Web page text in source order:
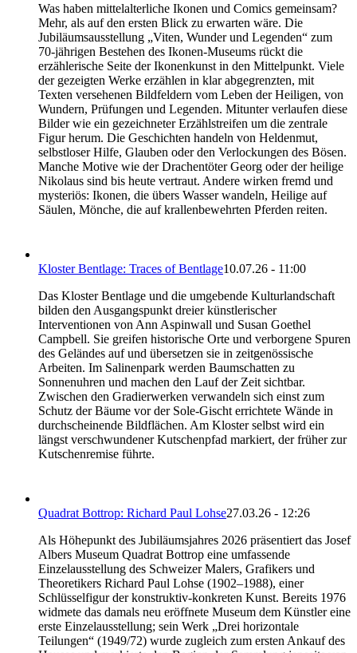
Was haben mittelalterliche Ikonen und Comics gemeinsam?
Mehr, als auf den ersten Blick zu erwarten wäre. Die
Jubiläumsausstellung „Viten, Wunder und Legenden“ zum
70-jährigen Bestehen des Ikonen-Museums rückt die
erzählerische Seite der Ikonenkunst in den Mittelpunkt. Viele
der gezeigten Werke erzählen in klar abgegrenzten, mit
Texten versehenen Bildfeldern vom Leben der Heiligen, von
Wundern, Prüfungen und Legenden. Mitunter verlaufen diese
Bilder wie ein gezeichneter Erzählstreifen um die zentrale
Figur herum. Die Geschichten handeln von Heldenmut,
selbstloser Hilfe, Glauben oder den Verlockungen des Bösen.
Manche Motive wie der Drachentöter Georg oder der heilige
Nikolaus sind bis heute vertraut. Andere wirken fremd und
mysteriös: Ikonen, die übers Wasser wandeln, Heilige auf
Säulen, Mönche, die auf krallenbewehrten Pferden reiten.
Kloster Bentlage: Traces of Bentlage10.07.26 - 11:00
Das Kloster Bentlage und die umgebende Kulturlandschaft
bilden den Ausgangspunkt dreier künstlerischer
Interventionen von Ann Aspinwall und Susan Goethel
Campbell. Sie greifen historische Orte und verborgene Spuren
des Geländes auf und übersetzen sie in zeitgenössische
Arbeiten. Im Salinenpark werden Baumschatten zu
Sonnenuhren und machen den Lauf der Zeit sichtbar.
Zwischen den Gradierwerken verwandeln sich einst zum
Schutz der Bäume vor der Sole-Gischt errichtete Wände in
durchscheinende Bildflächen. Am Kloster selbst wird ein
längst verschwundener Kutschenpfad markiert, der früher zur
Kutschenremise führte.
Quadrat Bottrop: Richard Paul Lohse27.03.26 - 12:26
Als Höhepunkt des Jubiläumsjahres 2026 präsentiert das Josef
Albers Museum Quadrat Bottrop eine umfassende
Einzelausstellung des Schweizer Malers, Grafikers und
Theoretikers Richard Paul Lohse (1902–1988), einer
Schlüsselfigur der konstruktiv-konkreten Kunst. Bereits 1976
widmete das damals neu eröffnete Museum dem Künstler eine
erste Einzelausstellung; sein Werk „Drei horizontale
Teilungen“ (1949/72) wurde zugleich zum ersten Ankauf des